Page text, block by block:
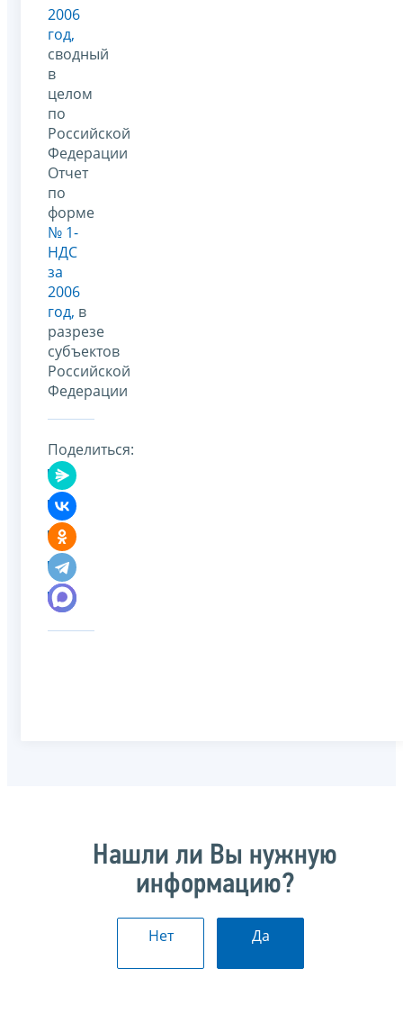
2006
год,
сводный
в
целом
по
Российской
Федерации
Отчет
по
форме
№ 1-
НДС
за
2006
год, в
разрезе
субъектов
Российской
Федерации
Поделиться:
Нашли ли Вы нужную
информацию?
Нет Да